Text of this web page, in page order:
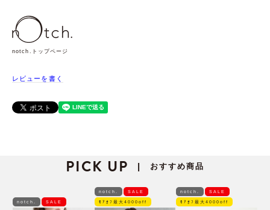
notch.トップページ
レビューを書く
PICK UP | おすすめ商品
notch. SALE
notch. SALE
ﾓｱｵﾌ最大4000off
notch. SALE
ﾓｱｵﾌ最大4000off